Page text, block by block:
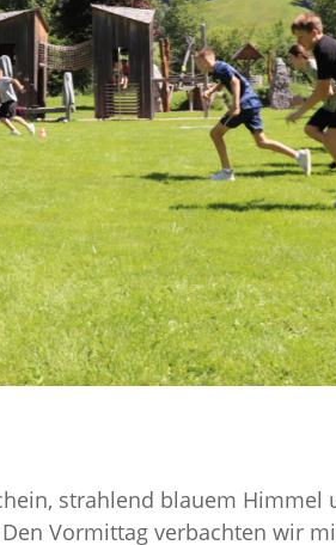
strahlend blauem Himmel
Vormittag verbachten wir